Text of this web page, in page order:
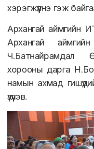
хэрэгжүүлнэ гэж
Архангай аймгийн
Архангай
хорооны дарга
намын ахмад
үзүүлэв.